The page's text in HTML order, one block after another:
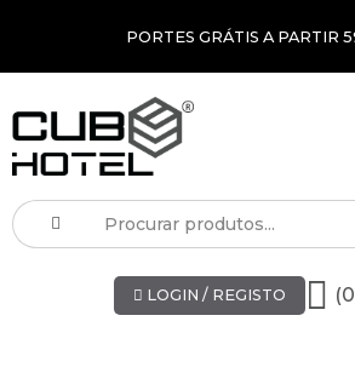
PORTES GRÁTIS A PARTIR
LOGIN / REGISTO